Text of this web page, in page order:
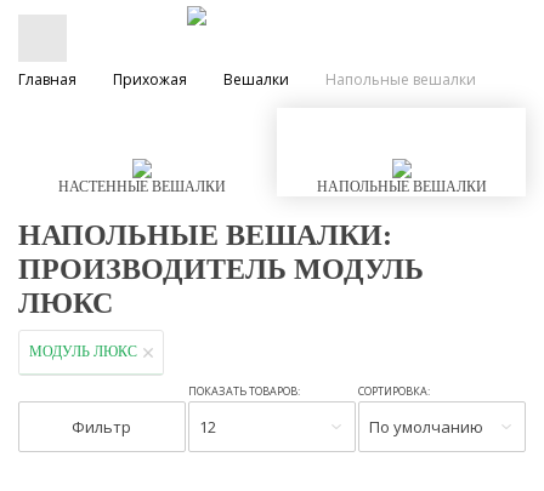
Главная Прихожая Вешалки Напольные вешалки
НАСТЕННЫЕ ВЕШАЛКИ НАПОЛЬНЫЕ ВЕШАЛКИ
НАПОЛЬНЫЕ ВЕШАЛКИ:
ПРОИЗВОДИТЕЛЬ МОДУЛЬ
ЛЮКС
МОДУЛЬ ЛЮКС
Фильтр
ПОКАЗАТЬ ТОВАРОВ:
12
СОРТИРОВКА:
По умолчанию